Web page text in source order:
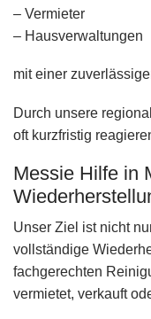
– Vermieter
– Hausverwaltungen
mit einer
Durch unsere
oft kurzfristig
Messie Hilfe in
Unser Ziel ist nicht
vollständige
fachgerechten
vermietet, verkauft